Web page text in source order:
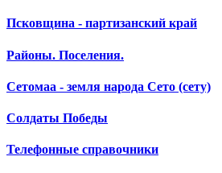
Псковщина - партизанский край
Районы. Поселения.
Сетомаа - земля народа Сето (сету)
Солдаты Победы
Телефонные справочники